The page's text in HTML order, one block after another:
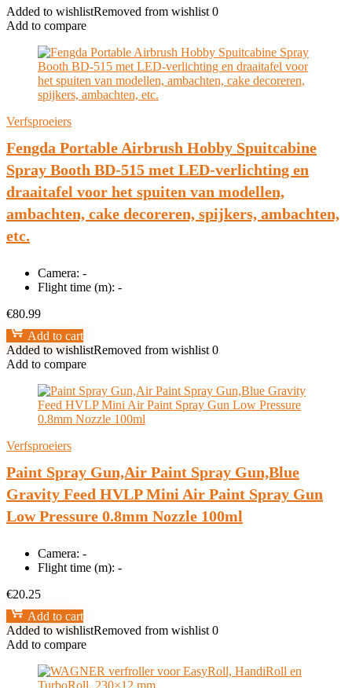
Added to wishlistRemoved from wishlist 0
Add to compare
Verfsproeiers
Fengda Portable Airbrush Hobby Spuitcabine
Spray Booth BD-515 met LED-verlichting en
draaitafel voor het spuiten van modellen,
ambachten, cake decoreren, spijkers, ambachten,
etc.
Camera: -
Flight time (m): -
€80.99
Add to cart
Added to wishlistRemoved from wishlist 0
Add to compare
Verfsproeiers
Paint Spray Gun,Air Paint Spray Gun,Blue
Gravity Feed HVLP Mini Air Paint Spray Gun
Low Pressure 0.8mm Nozzle 100ml
Camera: -
Flight time (m): -
€20.25
Add to cart
Added to wishlistRemoved from wishlist 0
Add to compare